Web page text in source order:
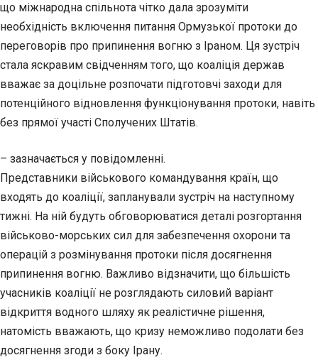
що міжнародна спільнота чітко дала зрозуміти
необхідність включення питання Ормузької протоки до
переговорів про припинення вогню з Іраном. Ця зустріч
стала яскравим свідченням того, що коаліція держав
вважає за доцільне розпочати підготовчі заходи для
потенційного відновлення функціонування протоки, навіть
без прямої участі Сполучених Штатів.
– зазначається у повідомленні.
Представники військового командування країн, що
входять до коаліції, запланували зустріч на наступному
тижні. На ній будуть обговорюватися деталі розгортання
військово-морських сил для забезпечення охорони та
операцій з розмінування протоки після досягнення
припинення вогню. Важливо відзначити, що більшість
учасників коаліції не розглядають силовий варіант
відкриття водного шляху як реалістичне рішення,
натомість вважають, що кризу неможливо подолати без
досягнення згоди з боку Ірану.